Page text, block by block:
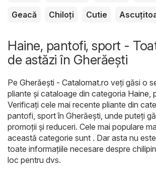
Geacă
Chiloți Cutie
Haine, pantofi, sport -
de astăzi în Gherăeşti
Pe Gherăeşti - Catalomat.ro veți găsi o
pliante și cataloage din categoria Haine,
Verificați cele mai recente pliante din
pantofi, sport în Gherăeşti, unde puteți
promoții și reduceri. Cele mai populare
această categorie sunt . Dar asta nu
toate informațiile necesare despre
loc pentru dvs.